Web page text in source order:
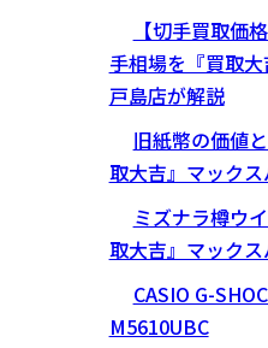
【切手買取価
手相場を『買取
戸島店が解説
旧紙幣の価値
取大吉』マック
ミズナラ樽ウ
取大吉』マック
CASIO G-
M5610UBC